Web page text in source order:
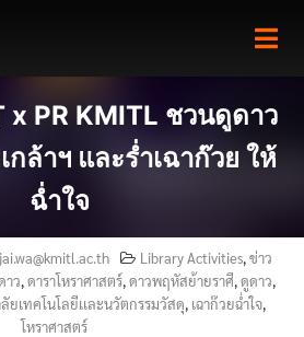
x PR KMITL ชวนดูดาว
ล้าฯ และร่ำเฉาก๊วย ให้
ฉ่ำใจ
Library Activities,ข่าว
าว,ดาราโหราศาสตร์,ดาวพฤหัสย้ายราศี,ดูดาว,
ยเทคโนโลยีเเละนวัตกรรมวัสดุ, เฉาก๊วยฉ่ำใจ,
โหราศาสตร์